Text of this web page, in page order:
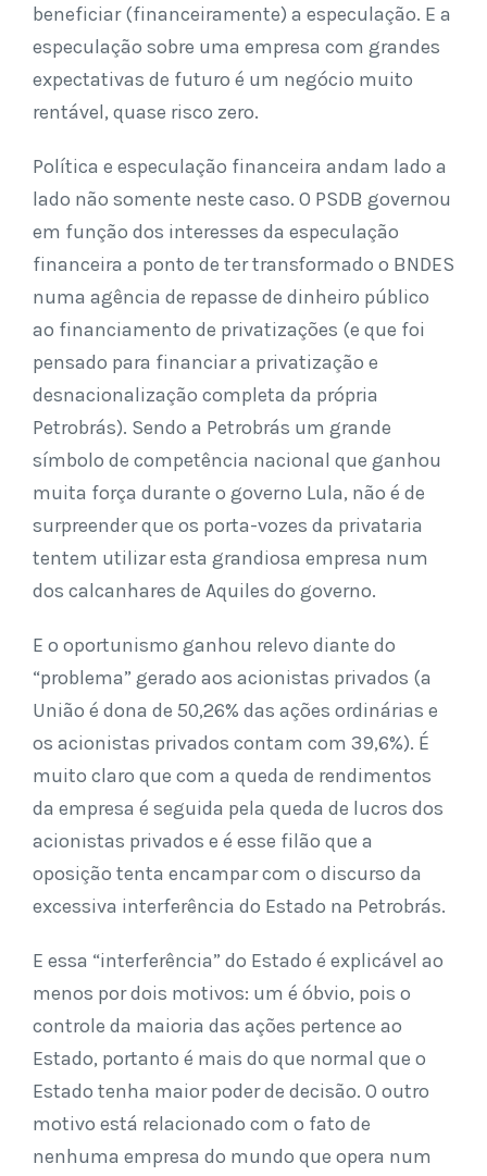
beneficiar (financeiramente) a especulação. E a
especulação sobre uma empresa com grandes
expectativas de futuro é um negócio muito
rentável, quase risco zero.
Política e especulação financeira andam lado a
lado não somente neste caso. O PSDB governou
em função dos interesses da especulação
financeira a ponto de ter transformado o BNDES
numa agência de repasse de dinheiro público
ao financiamento de privatizações (e que foi
pensado para financiar a privatização e
desnacionalização completa da própria
Petrobrás). Sendo a Petrobrás um grande
símbolo de competência nacional que ganhou
muita força durante o governo Lula, não é de
surpreender que os porta-vozes da privataria
tentem utilizar esta grandiosa empresa num
dos calcanhares de Aquiles do governo.
E o oportunismo ganhou relevo diante do
“problema” gerado aos acionistas privados (a
União é dona de 50,26% das ações ordinárias e
os acionistas privados contam com 39,6%). É
muito claro que com a queda de rendimentos
da empresa é seguida pela queda de lucros dos
acionistas privados e é esse filão que a
oposição tenta encampar com o discurso da
excessiva interferência do Estado na Petrobrás.
E essa “interferência” do Estado é explicável ao
menos por dois motivos: um é óbvio, pois o
controle da maioria das ações pertence ao
Estado, portanto é mais do que normal que o
Estado tenha maior poder de decisão. O outro
motivo está relacionado com o fato de
nenhuma empresa do mundo que opera num